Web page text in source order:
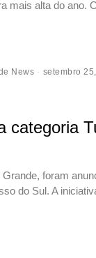
alta do ano.
News setembro
categoria
foram
do Sul. A